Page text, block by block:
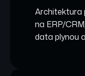
Architektura
na ERP/
data plynou